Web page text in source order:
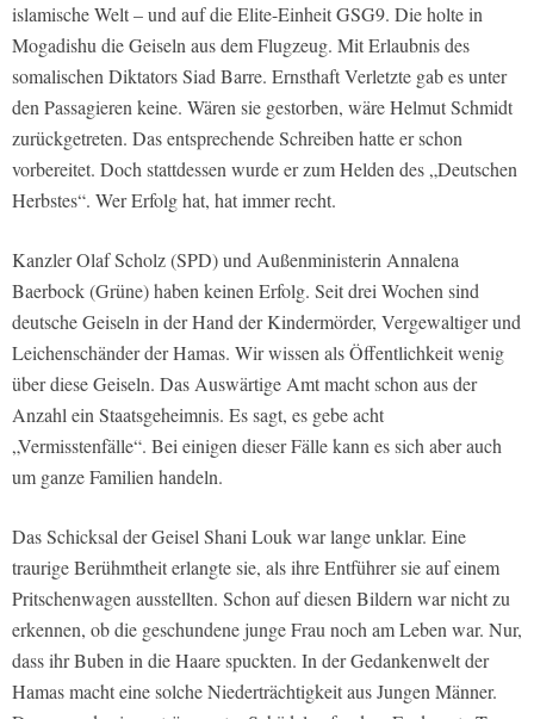
islamische Welt – und auf die Elite-Einheit GSG9. Die holte in
Mogadishu die Geiseln aus dem Flugzeug. Mit Erlaubnis des
somalischen Diktators Siad Barre. Ernsthaft Verletzte gab es unter
den Passagieren keine. Wären sie gestorben, wäre Helmut Schmidt
zurückgetreten. Das entsprechende Schreiben hatte er schon
vorbereitet. Doch stattdessen wurde er zum Helden des „Deutschen
Herbstes“. Wer Erfolg hat, hat immer recht.
Kanzler Olaf Scholz (SPD) und Außenministerin Annalena
Baerbock (Grüne) haben keinen Erfolg. Seit drei Wochen sind
deutsche Geiseln in der Hand der Kindermörder, Vergewaltiger und
Leichenschänder der Hamas. Wir wissen als Öffentlichkeit wenig
über diese Geiseln. Das Auswärtige Amt macht schon aus der
Anzahl ein Staatsgeheimnis. Es sagt, es gebe acht
„Vermisstenfälle“. Bei einigen dieser Fälle kann es sich aber auch
um ganze Familien handeln.
Das Schicksal der Geisel Shani Louk war lange unklar. Eine
traurige Berühmtheit erlangte sie, als ihre Entführer sie auf einem
Pritschenwagen ausstellten. Schon auf diesen Bildern war nicht zu
erkennen, ob die geschundene junge Frau noch am Leben war. Nur,
dass ihr Buben in die Haare spuckten. In der Gedankenwelt der
Hamas macht eine solche Niederträchtigkeit aus Jungen Männer.